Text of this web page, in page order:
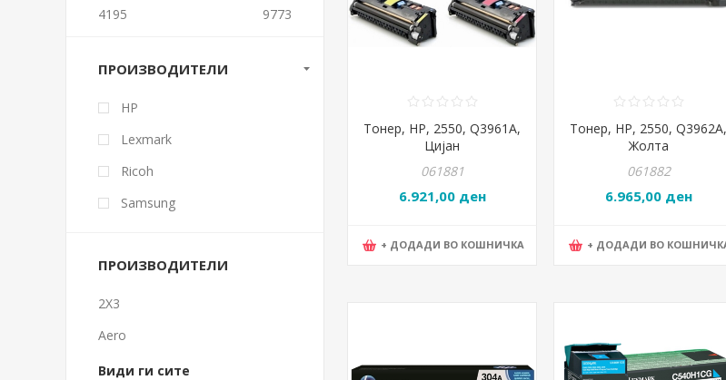
Тонер, HP, 2550, Q3961А,
Цијан
061881
6.921,00 ден
+ ДОДАДИ ВО КОШНИЧКА
Тонер, HP, 2550, Q3962А,
Жолта
061882
6.965,00 ден
+ ДОДАДИ ВО
4195 9773
ПРОИЗВОДИТЕЛИ
HP
Lexmark
Ricoh
Samsung
ПРОИЗВОДИТЕЛИ
2X3
Aero
Види ги сите